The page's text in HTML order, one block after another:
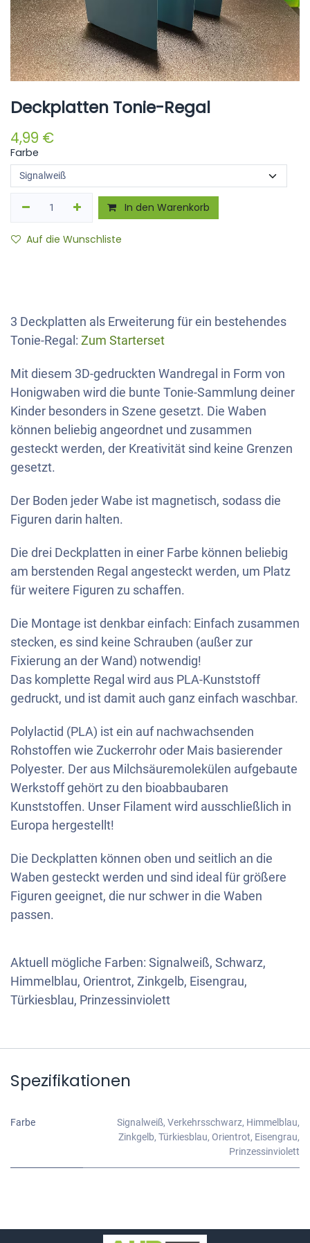
Deckplatten Tonie-Regal
4,99 €
Farbe
In den Warenkorb
Auf die Wunschliste
3 Deckplatten als Erweiterung für ein bestehendes
Tonie-Regal: Zum Starterset
Mit diesem 3D-gedruckten Wandregal in Form von
Honigwaben wird die bunte Tonie-Sammlung deiner
Kinder besonders in Szene gesetzt. Die Waben
können beliebig angeordnet und zusammen
gesteckt werden, der Kreativität sind keine Grenzen
gesetzt.
Der Boden jeder Wabe ist magnetisch, sodass die
Figuren darin halten.
Die drei Deckplatten in einer Farbe können beliebig
am berstenden Regal angesteckt werden, um Platz
für weitere Figuren zu schaffen.
Die Montage ist denkbar einfach: Einfach zusammen
stecken, es sind keine Schrauben (außer zur
Fixierung an der Wand) notwendig!
Das komplette Regal wird aus PLA-Kunststoff
gedruckt, und ist damit auch ganz einfach waschbar.
Polylactid (PLA) ist ein auf nachwachsenden
Rohstoffen wie Zuckerrohr oder Mais basierender
Polyester. Der aus Milchsäuremolekülen aufgebaute
Werkstoff gehört zu den bioabbaubaren
Kunststoffen. Unser Filament wird ausschließlich in
Europa hergestellt!
Die Deckplatten können oben und seitlich an die
Waben gesteckt werden und sind ideal für größere
Figuren geeignet, die nur schwer in die Waben
passen.
Aktuell mögliche Farben: Signalweiß, Schwarz,
Himmelblau, Orientrot, Zinkgelb, Eisengrau,
Türkiesblau, Prinzessinviolett
Spezifikationen
Farbe Signalweiß, Verkehrsschwarz, Himmelblau,
Zinkgelb, Türkiesblau, Orientrot, Eisengrau,
Prinzessinviolett